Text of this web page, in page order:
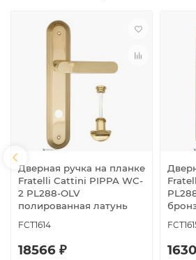
Дверная ручка на планке
Fratelli Cattini PIPPA WC-
2 PL288-OLV
полированная латунь
FCT1614
18566 ₽